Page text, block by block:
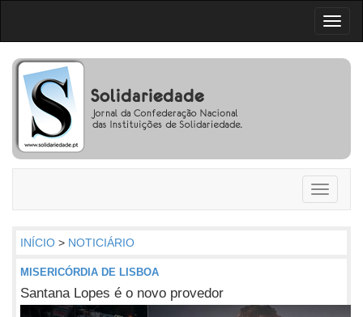
Toggle
INÍCIO > NOTICIÁRIO
MISERICÓRDIA DE LISBOA
Santana Lopes é o novo provedor